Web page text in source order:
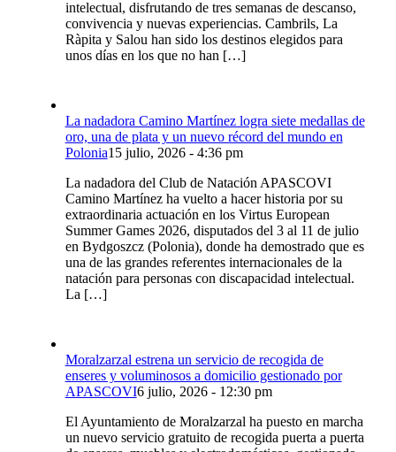
intelectual, disfrutando de tres semanas de descanso,
convivencia y nuevas experiencias. Cambrils, La
Ràpita y Salou han sido los destinos elegidos para
unos días en los que no han […]
La nadadora Camino Martínez logra siete medallas de
oro, una de plata y un nuevo récord del mundo en
Polonia15 julio, 2026 - 4:36 pm
La nadadora del Club de Natación APASCOVI
Camino Martínez ha vuelto a hacer historia por su
extraordinaria actuación en los Virtus European
Summer Games 2026, disputados del 3 al 11 de julio
en Bydgoszcz (Polonia), donde ha demostrado que es
una de las grandes referentes internacionales de la
natación para personas con discapacidad intelectual.
La […]
Moralzarzal estrena un servicio de recogida de
enseres y voluminosos a domicilio gestionado por
APASCOVI6 julio, 2026 - 12:30 pm
El Ayuntamiento de Moralzarzal ha puesto en marcha
un nuevo servicio gratuito de recogida puerta a puerta